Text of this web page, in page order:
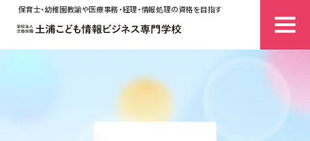
保育士・幼稚園教諭や医療事務・経理・情報処理の資格を目指す